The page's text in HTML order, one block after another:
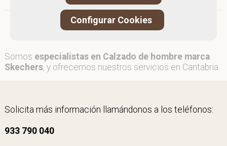
Somos especialistas en Calzado de hombre marca
Skechers, y ofrecemos nuestros servicios en Cantabria.
Solicita más información llamándonos a los teléfonos:
933 790 040
Configurar Cookies